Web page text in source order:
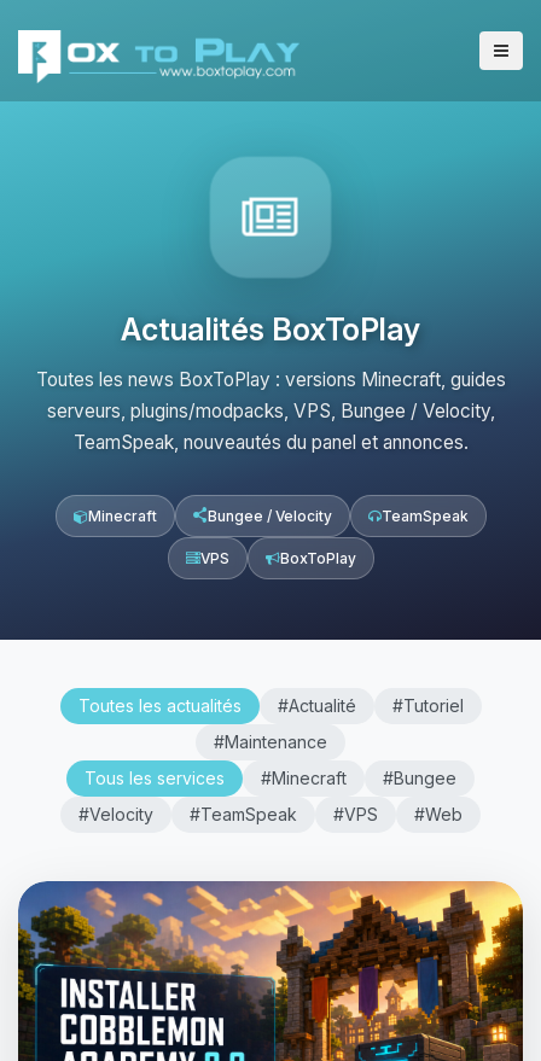
Actualités BoxToPlay
Toutes les news BoxToPlay : versions Minecraft, guides
serveurs, plugins/modpacks, VPS, Bungee / Velocity,
TeamSpeak, nouveautés du panel et annonces.
Minecraft Bungee / Velocity TeamSpeak
VPS BoxToPlay
Toutes les actualités #Actualité
#Tutoriel
#Maintenance
Tous les services
#Minecraft
#Bungee
#Velocity
#TeamSpeak #VPS #Web